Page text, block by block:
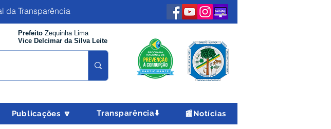
da Transparência
Prefeito Zequinha Lima
Vice Delcimar da Silva Leite
Publicações 🔽 Transparência⬇️ 📰Notícias